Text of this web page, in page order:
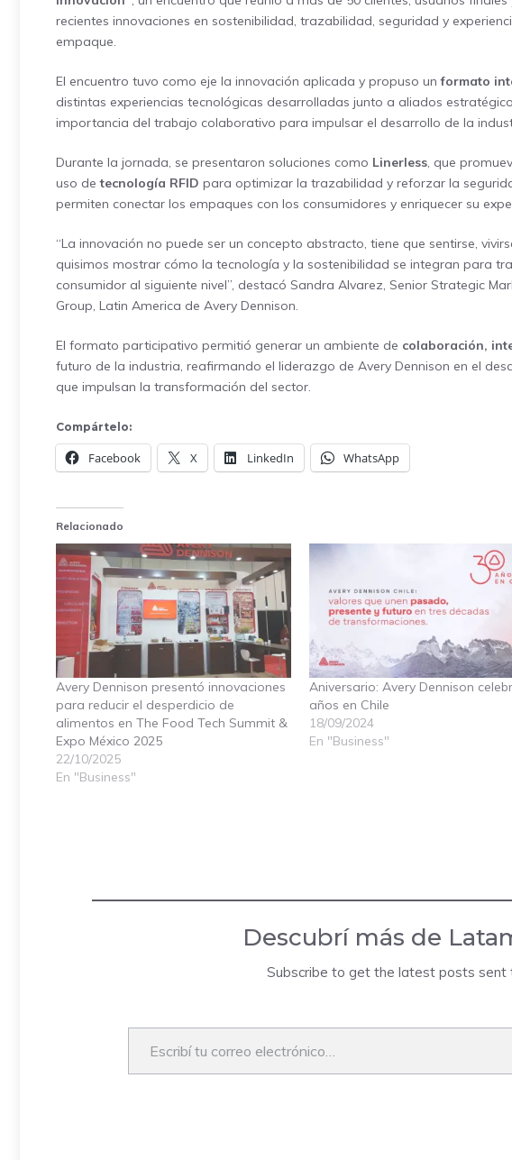
recientes innovaciones en sostenibilidad, trazabilidad, seguridad y
empaque.
El encuentro tuvo como eje la innovación aplicada y propuso unformato
distintas experiencias tecnológicas desarrolladas junto a aliados
importancia del trabajo colaborativo para impulsar el desarrollo de la
Durante la jornada, se presentaron soluciones como Linerless, que
uso detecnología RFID para optimizar la trazabilidad y reforzar la
permiten conectar los empaques con los consumidores y enriquecer su
“La innovación no puede ser un concepto abstracto, tiene que sentirse,
quisimos mostrar cómo la tecnología y la sostenibilidad se integran para
consumidor al siguiente nivel”, destacó Sandra Alvarez, Senior Strategic
Group, Latin America de Avery Dennison.
El formato participativo permitió generar un ambiente de colaboración,
futuro de la industria, reafirmando el liderazgo de Avery Dennison en el
que impulsan la transformación del sector.
Compártelo:
Facebook X LinkedIn WhatsApp
Relacionado
Avery Dennison presentó innovaciones
para reducir el desperdicio de
alimentos en The Food Tech Summit &
Expo México 2025
22/10/2025
En "Business"
Aniversario: Avery Dennison
años en Chile
18/09/2024
En "Business"
Descubrí más de
Subscribe to get the latest posts sent
Escribí tu correo electrónico…